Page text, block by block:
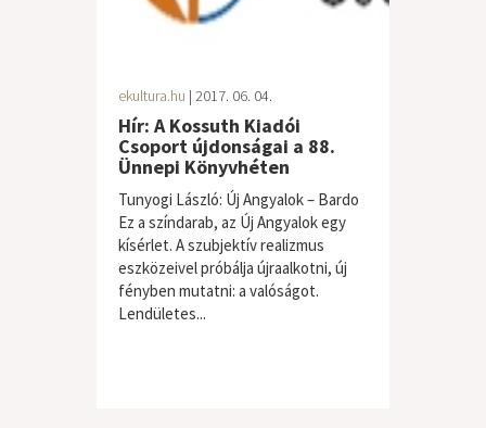
ekultura.hu | 2017. 06. 04.
Hír: A Kossuth Kiadói
Csoport újdonságai a 88.
Ünnepi Könyvhéten
Tunyogi László: Új Angyalok – Bardo
Ez a színdarab, az Új Angyalok egy
kísérlet. A szubjektív realizmus
eszközeivel próbálja újraalkotni, új
fényben mutatni: a valóságot.
Lendületes...